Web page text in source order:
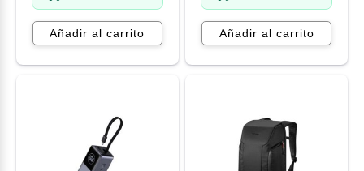
Añadir al carrito Añadir al carrito